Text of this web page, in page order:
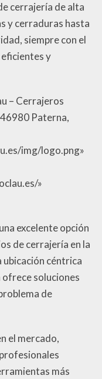
cerrajería de alta
y cerraduras hasta
siempre con el
y
– Cerrajeros
Paterna,
img/logo.png»
»
excelente opción
de cerrajería en la
ubicación céntrica
ofrece soluciones
de
el mercado,
más